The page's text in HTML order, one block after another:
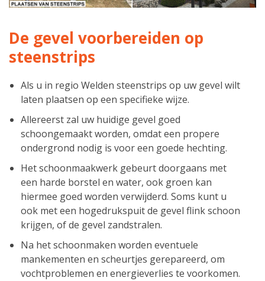
De gevel voorbereiden op
steenstrips
Als u in regio Welden steenstrips op uw gevel wilt
laten plaatsen op een specifieke wijze.
Allereerst zal uw huidige gevel goed
schoongemaakt worden, omdat een propere
ondergrond nodig is voor een goede hechting.
Het schoonmaakwerk gebeurt doorgaans met
een harde borstel en water, ook groen kan
hiermee goed worden verwijderd. Soms kunt u
ook met een hogedrukspuit de gevel flink schoon
krijgen, of de gevel zandstralen.
Na het schoonmaken worden eventuele
mankementen en scheurtjes gerepareerd, om
vochtproblemen en energieverlies te voorkomen.